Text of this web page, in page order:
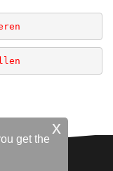
get the
x